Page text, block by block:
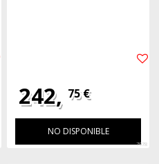
242, 75 €
NO DISPONIBLE
7978